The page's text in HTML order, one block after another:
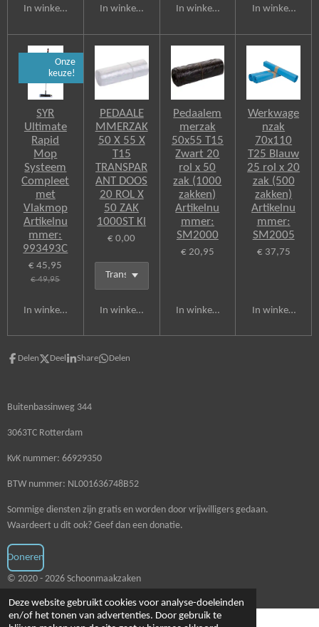
Deze website gebruikt cookies voor analyse-doeleinden
en/of het tonen van advertenties. Door gebruik te
In winkelwagen In winkelwagen In winkelwagen In winkelwagen
Onze
keuze!
SYR
Ultimate
Rapid
Mop
Systeem
Compleet
met
Vlakmop
Artikelnu
mmer:
993493C
€ 45,95
€ 49,95
In winkelwagen
PEDAALE
MMERZAK
50 X 55 X
T15
TRANSPAR
ANT DOOS
20 ROL X
50 ZAK
1000ST Kl
€ 0,00
In winkelwagen
Pedaalem
merzak
50x55 T15
Zwart 20
rol x 50
zak (1000
zakken)
Artikelnu
mmer:
SM2000
€ 20,95
In winkelwagen
Werkwage
nzak
70x110
T25 Blauw
25 rol x 20
zak (500
zakken)
Artikelnu
mmer:
SM2005
€ 37,75
In winkelwagen
Delen Deel Share Delen
Buitenbassinweg 344
3063TC Rotterdam
KvK nummer: 66929350
BTW nummer: NL001636748B52
Sommige diensten zijn gratis en worden door vrijwilligers gedaan.
Waardeert u dit ook? Geef dan een donatie.
Doneren
© 2020 - 2026 Schoonmaakzaken